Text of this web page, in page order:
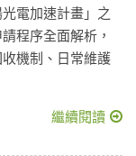
電加速計畫」之
程序全面解析，
機制、日常維護
繼續閱讀